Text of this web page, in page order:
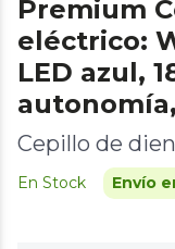
Premium
eléctrico:
LED azul,
Cepillo de
En Stock Envío